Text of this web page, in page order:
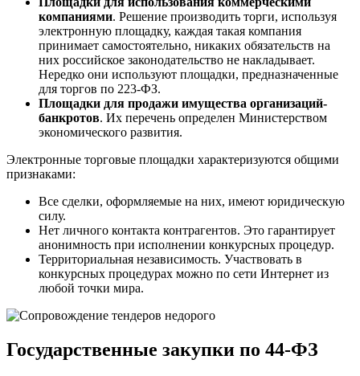
компаниями. Решение производить торги, используя
электронную площадку, каждая такая компания
принимает самостоятельно, никаких обязательств на
них российское законодательство не накладывает.
Нередко они используют площадки, предназначенные
для торгов по 223-ФЗ.
Площадки для продажи имущества организаций-
банкротов. Их перечень определен Министерством
экономического развития.
Электронные торговые площадки характеризуются общими
признаками:
Все сделки, оформляемые на них, имеют юридическую
силу.
Нет личного контакта контрагентов. Это гарантирует
анонимность при исполнении конкурсных процедур.
Территориальная независимость. Участвовать в
конкурсных процедурах можно по сети Интернет из
любой точки мира.
Государственные закупки по 44-ФЗ